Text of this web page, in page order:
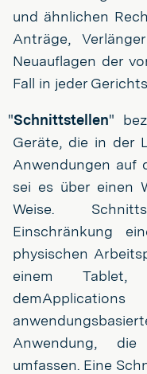
und ähnlichen
Anträge,
Neuauflagen der
Fall in jeder
"Schnittstellen"
Geräte, die in der
Anwendungen auf
sei es über einen
Weise.
Einschränkung
physischen
einem
Anwendung,
umfassen. Eine